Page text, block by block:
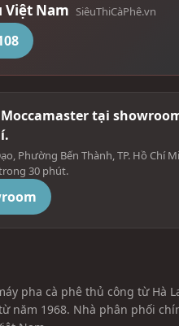
Việt Nam SiêuThiCàPhê.vn
tại
Phường Bến Thành, TP. Hồ Chí
30 phút.
pha cà phê thủ công từ Hà
năm 1968. Nhà phân phối